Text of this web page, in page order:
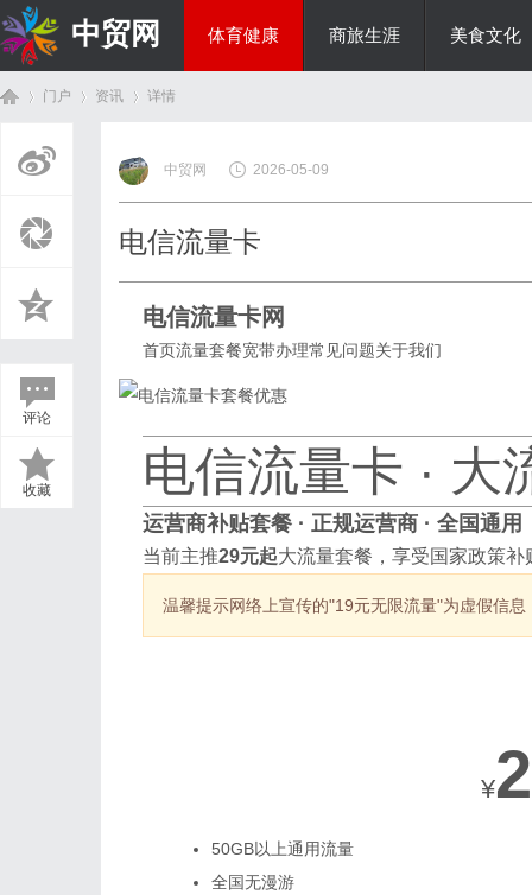
中贸网 体育健康 商旅生涯 美食文化
门户 资讯
›
详情
评论
收藏
中贸网 2026-05-09
电信流量卡
电信流量卡网
首页流量套餐宽带办理常见问题关于我们
电信流量卡 · 大
运营商补贴套餐 · 正规运营商 · 全国通用
当前主推29元起大流量套餐，享受国家政策
温馨提示网络上宣传的"19元无限流量"为虚假信
¥
50GB以上通用流量
全国无漫游